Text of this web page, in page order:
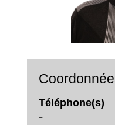
Téléphone(s)
-